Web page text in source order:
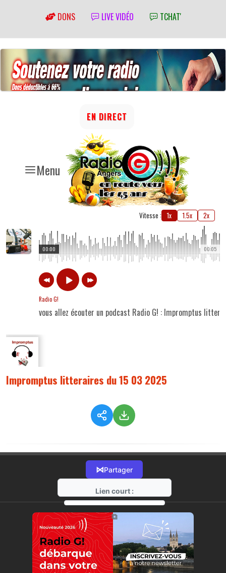
DONS LIVE VIDÉO TCHAT'
Menu
EN DIRECT
Vitesse : 1x 1.5x 2x
00:05
00:00
Radio G!
vous allez écouter un podcast Radio G! : Impromptus
Impromptus litteraires du 15 03 2025
⋈Partager
Lien court :
https://radio-g.fr?17143
⧉